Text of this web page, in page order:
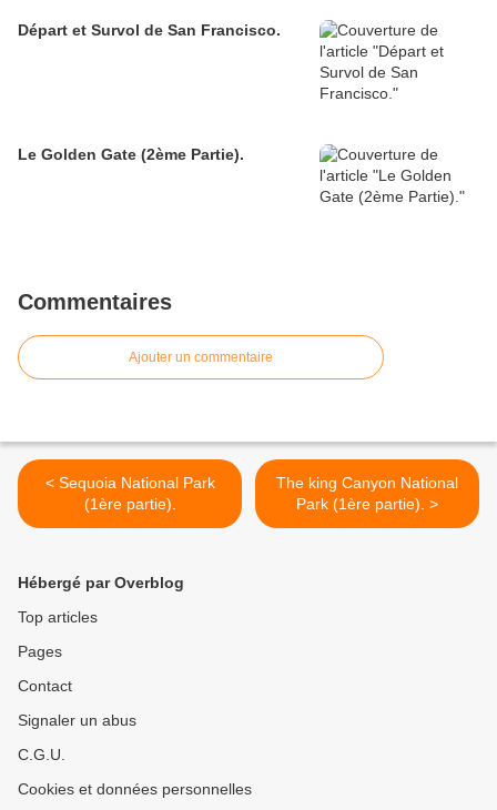
Départ et Survol de San Francisco.
Le Golden Gate (2ème Partie).
Commentaires
Ajouter un commentaire
< Sequoia National Park
(1ère partie).
The king Canyon National
Park (1ère partie). >
Hébergé par Overblog
Top articles
Pages
Contact
Signaler un abus
C.G.U.
Cookies et données personnelles